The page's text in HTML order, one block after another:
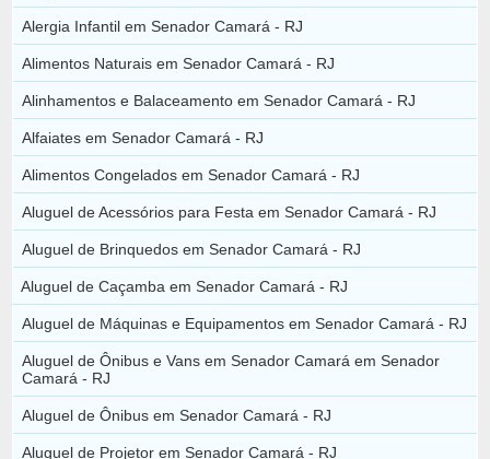
Alergia Infantil em Senador Camará - RJ
Alimentos Naturais em Senador Camará - RJ
Alinhamentos e Balaceamento em Senador Camará - RJ
Alfaiates em Senador Camará - RJ
Alimentos Congelados em Senador Camará - RJ
Aluguel de Acessórios para Festa em Senador Camará - RJ
Aluguel de Brinquedos em Senador Camará - RJ
Aluguel de Caçamba em Senador Camará - RJ
Aluguel de Máquinas e Equipamentos em Senador Camará - RJ
Aluguel de Ônibus e Vans em Senador Camará em Senador
Camará - RJ
Aluguel de Ônibus em Senador Camará - RJ
Aluguel de Projetor em Senador Camará - RJ